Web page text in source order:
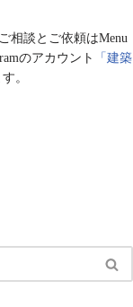
相談とご依頼はMenu
のアカウント
「建築
。